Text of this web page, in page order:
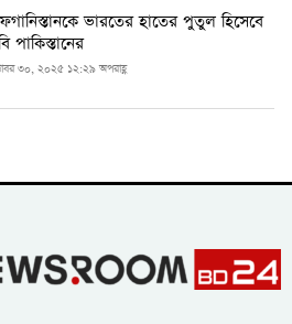
ভারতের হাতের পুতুল হিসেবে
পাকিস্তানের
৩০, ২০২৫ ১২:২৯ অপরাহ্ণ